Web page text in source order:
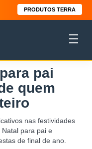
PRODUTOS TERRA
pai
quem
nas festividades
para pai e
de final de ano.